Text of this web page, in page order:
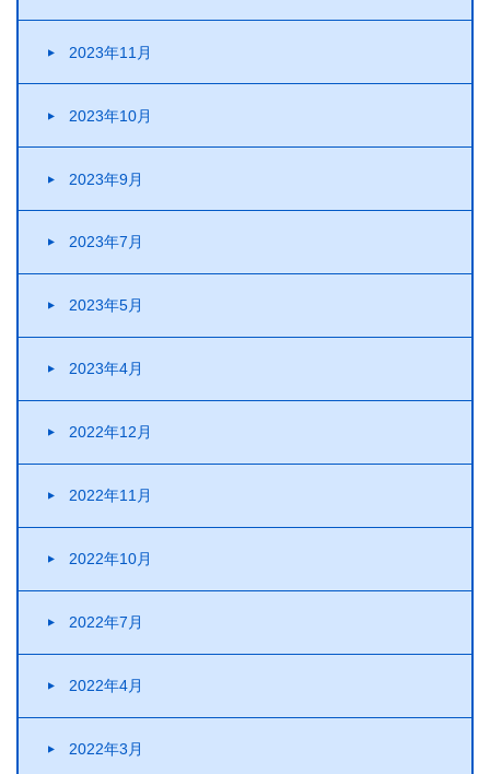
2023年11月
2023年10月
2023年9月
2023年7月
2023年5月
2023年4月
2022年12月
2022年11月
2022年10月
2022年7月
2022年4月
2022年3月